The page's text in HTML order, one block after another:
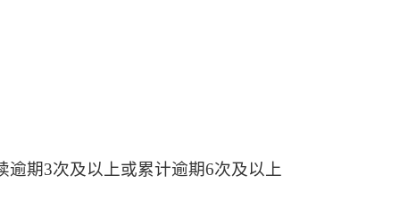
逾期3次及以上或累计逾期6次及以上